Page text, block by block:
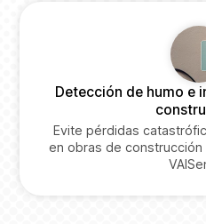
Detección de humo e
Evite pérdidas
en obras de